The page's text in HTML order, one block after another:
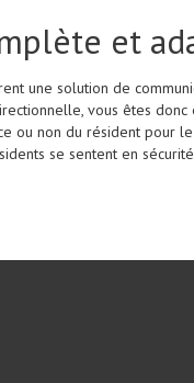
et
une solution de
vous êtes
ou non du résident pour
se sentent en